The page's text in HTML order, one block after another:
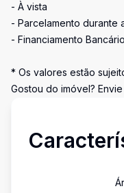
- À vista
- Parcelamento durante
- Financiamento Bancário
* Os valores estão
Gostou do imóvel?